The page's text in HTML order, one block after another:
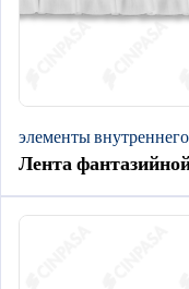
элементы внутреннего
Лента